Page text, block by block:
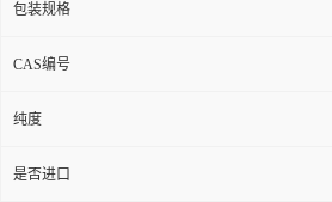
包装规格
CAS编号
纯度
是否进口